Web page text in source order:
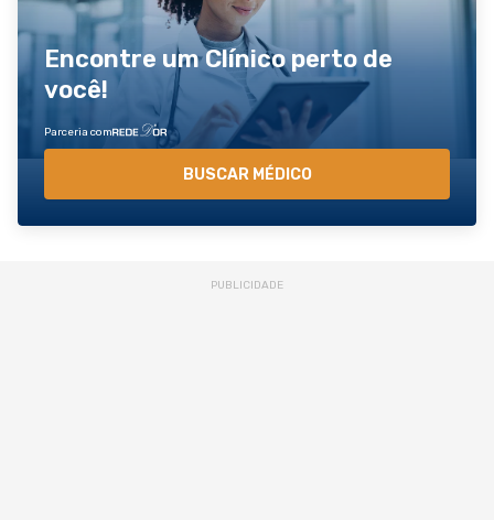
Encontre um Clínico perto de
você!
Parceria com
BUSCAR MÉDICO